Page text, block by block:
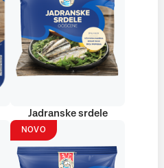
Jadranske srdele
NOVO